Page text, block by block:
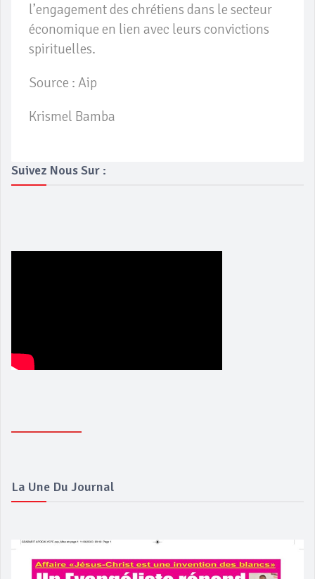
l’engagement des chrétiens dans le secteur
économique en lien avec leurs convictions
spirituelles.
Source : Aip
Krismel Bamba
Suivez Nous Sur :
La Une Du Journal